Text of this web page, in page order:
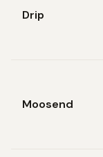
Drip
Moosend